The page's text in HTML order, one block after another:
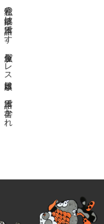
私達の
故郷は
日本語で
す
。
金魚屋プ
レ
ス
日本版は
、
日本語で
書か
れ
る
あ
ら
ゆ
る
文学の
方向を
見極め
、
私達の
精神の
行く
末を
照
ら
す
光り
を
見出そ
う
と
す
る
も
の
で
す
。
金魚屋プ
レ
ス
日本版は
そ
の
光り
の
す
べ
て
を
広義の
文学と
呼び
ま
す